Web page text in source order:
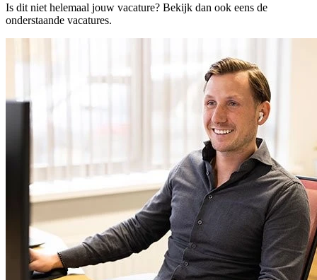
Is dit niet helemaal jouw vacature? Bekijk dan ook eens de
onderstaande vacatures.